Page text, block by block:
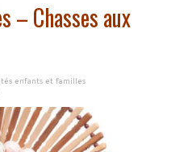
– Chasses aux
enfants et familles